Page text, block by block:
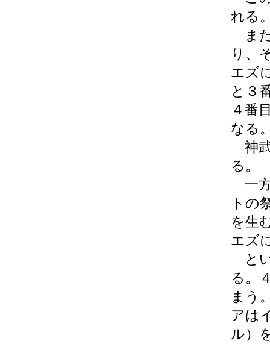
れる
ま
り、
エズ
と３
４番
なる
神
る。
一
トの
を生
エズ
と
る。
まう
アは
ル）